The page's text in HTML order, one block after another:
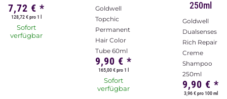
7,72 € *
128,72 € pro 1 l
Sofort
verfügbar
Goldwell
Topchic
Permanent
Hair Color
Tube 60ml
9,90 € *
165,00 € pro 1 l
Sofort
verfügbar
250ml
Goldwell
Dualsenses
Rich Repair
Creme
Shampoo
250ml
9,90 € *
3,96 € pro 100 ml